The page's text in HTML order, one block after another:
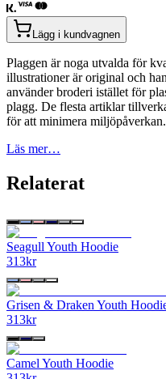
Lägg i kundvagnen
Plaggen är noga utvalda för
illustrationer är original och
använder broderi istället för
plagg. De flesta artiklar
för att minimera miljöpåverkan.
Läs mer…
Relaterat
Seagull Youth Hoodie
313kr
Grisen & Draken Youth
313kr
Camel Youth Hoodie